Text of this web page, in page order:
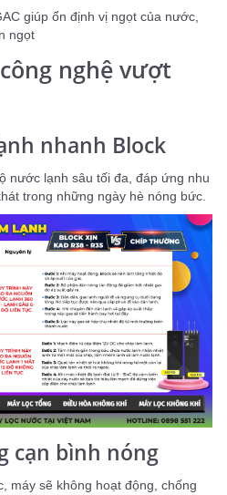
giúp ổn định vị ngọt của nước,
ngọt
nghệ vượt
nhanh Block
nước lạnh sâu tối đa, đáp ứng nhu
trong những ngày hè nóng bức.
cạn bình nóng
máy sẽ không hoạt động, chống